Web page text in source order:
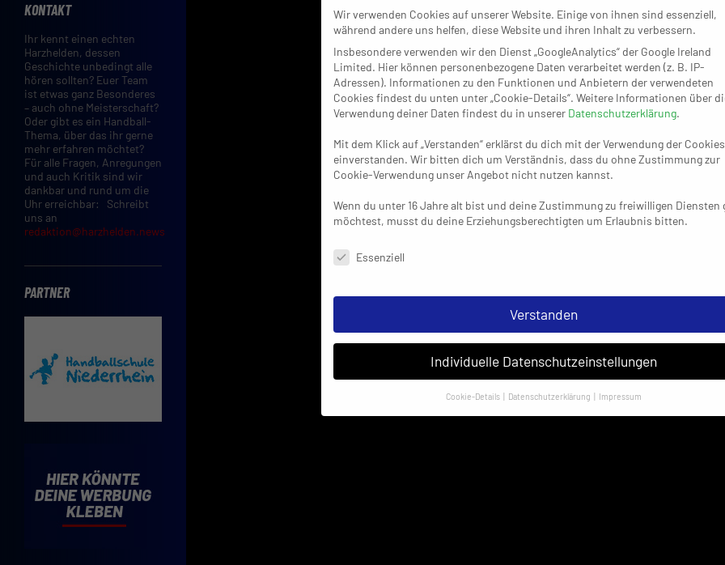
KONTAKT
Ihr kennt einen echten
Harzhelden, dessen
Geschichte unbedingt alle
hören sollten? Euer Team
ist etwas ganz Besonderes
– auch ohne Meisterschaft?
Oder gibt es ein Handball-
Thema, über das ihr gerne
mehr erfahren möchtet?
Für alle Fragen, Anregungen
und auch Kritik sind wir
dankbar und rund um die
Uhr erreichbar: Schreibt
uns an
redaktion@harzhelden.news
PARTNER
Wir verwenden Cookies auf unserer Website. Einige von ihnen sind essenziell,
während andere uns helfen, diese Website und ihren Inhalt zu verbessern.
Insbesondere verwenden wir den Dienst „GoogleAnalytics“ der Google Ireland
Limited. Hier können personenbezogene Daten verarbeitet werden (z. B. IP-
Adressen). Informationen zu den Funktionen und Anbietern der verwendeten
Cookies findest du unten unter „Cookie-Details“. Weitere Informationen über
Verwendung deiner Daten findest du in unserer Datenschutzerklärung.
Mit dem Klick auf „Verstanden“ erklärst du dich mit der Verwendung der Cookies
einverstanden. Wir bitten dich um Verständnis, dass du ohne Zustimmung zur
Cookie-Verwendung unser Angebot nicht nutzen kannst.
Wenn du unter 16 Jahre alt bist und deine Zustimmung zu freiwilligen Diensten
möchtest, musst du deine Erziehungsberechtigten um Erlaubnis bitten.
Datenschutzeinstellungen & Nutzungsbedingungen
Essenziell
Verstanden
Individuelle Datenschutzeinstellungen
Cookie-Details Datenschutzerklärung Impressum
Datenschutzeinstellungen